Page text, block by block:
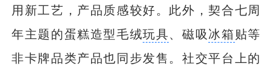
用新工艺，产品质感较好。此外，契合七周
年主题的蛋糕造型毛绒玩具、磁吸冰箱贴等
非卡牌品类产品也同步发售。社交平台上的